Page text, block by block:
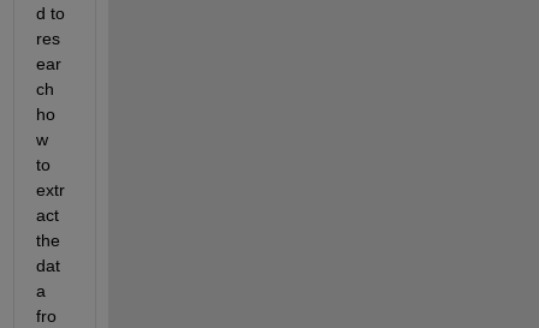
d to
res
ear
ch
ho
w
to
extr
act
the
dat
a
fro